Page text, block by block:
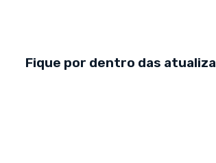
Fique por dentro das